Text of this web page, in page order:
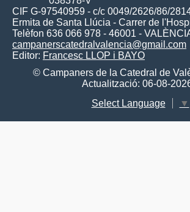
CIF G-97540959 - c/c 0049/2626/86/
Ermita de Santa Llúcia - Carrer de
Telèfon 636 066 978 - 46001 -
campanerscatedralvalencia@gmail.com
Editor: Francesc LLOP i BAYO
© Campaners de la Catedral de
Actualització: 06-08-
Select Language
▼